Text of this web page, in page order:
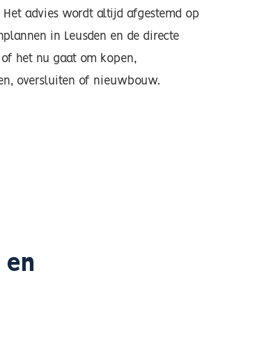
Het advies wordt altijd afgestemd op
in Leusden en de directe
het nu gaat om kopen,
oversluiten of nieuwbouw.